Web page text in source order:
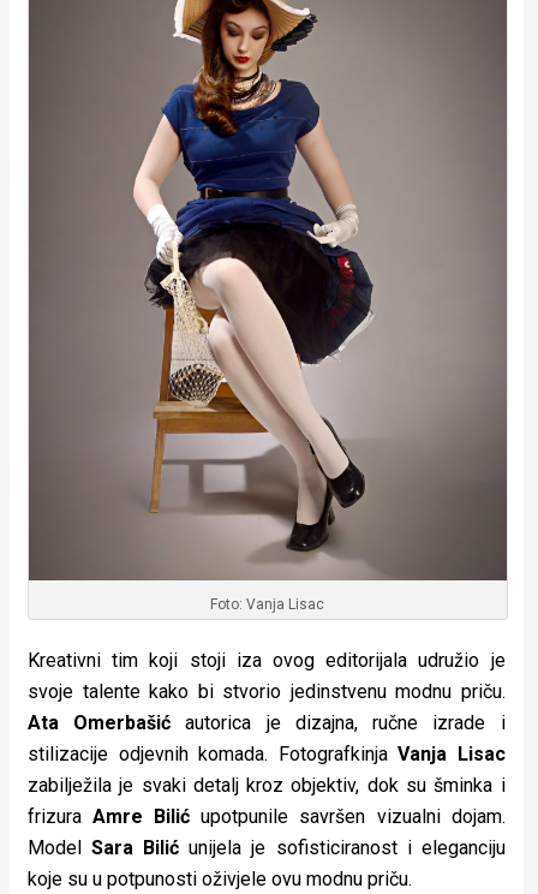
Foto: Vanja Lisac
Kreativni tim koji stoji iza ovog editorijala udružio je
svoje talente kako bi stvorio jedinstvenu modnu priču.
Ata Omerbašić autorica je dizajna, ručne izrade i
stilizacije odjevnih komada. FotografkinjaVanja Lisac
zabilježila je svaki detalj kroz objektiv, dok su šminka i
frizuraAmre Bilić upotpunile savršen vizualni dojam.
ModelSara Bilić unijela je sofisticiranost i eleganciju
koje su u potpunosti oživjele ovu modnu priču.